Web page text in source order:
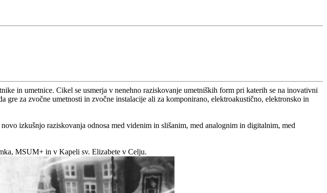
in umetnice. Cikel se usmerja v nenehno raziskovanje umetniških form pri katerih se na inovativni
za zvočne umetnosti in zvočne instalacije ali za komponirano, elektroakustično, elektronsko in
izkušnjo raziskovanja odnosa med videnim in slišanim, med analognim in digitalnim, med
MSUM+ in v Kapeli sv. Elizabete v Celju.